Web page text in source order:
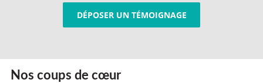
DÉPOSER UN TÉMOIGNAGE
Nos coups de cœur